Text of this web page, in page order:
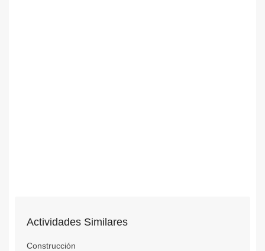
Actividades Similares
Construcción